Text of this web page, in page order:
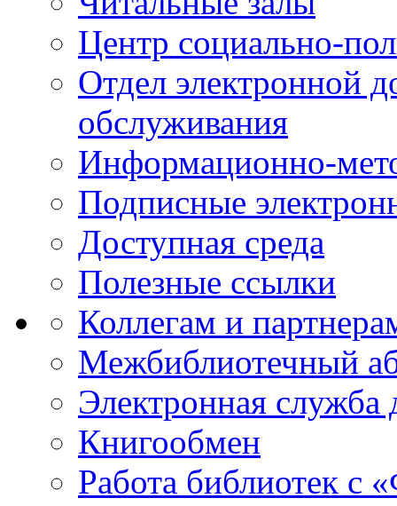
Центр социально-
Отдел электронной
обслуживания
Информационно-
Подписные
Доступная среда
Полезные ссылки
Коллегам и
Межбиблиотечный
Электронная служба
Книгообмен
Работа библиотек с